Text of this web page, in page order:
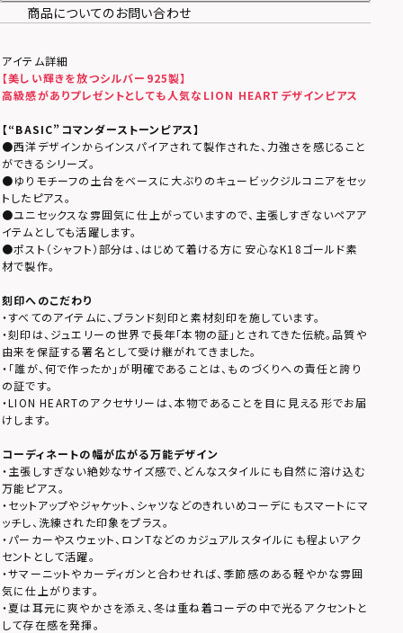
商品についてのお問い合わせ
アイテム詳細
【美しい輝きを放つシルバー925製】
高級感がありプレゼントとしても人気なLION HEARTデザインピアス
【“BASIC” コマンダーストーンピアス】
●西洋デザインからインスパイアされて製作された、力強さを感じること
ができるシリーズ。
●ゆりモチーフの土台をベースに大ぶりのキュービックジルコニアをセッ
トしたピアス。
●ユニセックスな雰囲気に仕上がっていますので、主張しすぎないペアア
イテムとしても活躍します。
●ポスト（シャフト）部分は、はじめて着ける方に安心なK18ゴールド素
材で製作。
刻印へのこだわり
・すべてのアイテムに、ブランド刻印と素材刻印を施しています。
・刻印は、ジュエリーの世界で長年「本物の証」とされてきた伝統。品質や
由来を保証する署名として受け継がれてきました。
・「誰が、何で作ったか」が明確であることは、ものづくりへの責任と誇り
の証です。
・LION HEARTのアクセサリーは、本物であることを目に見える形でお届
けします。
コーディネートの幅が広がる万能デザイン
・主張しすぎない絶妙なサイズ感で、どんなスタイルにも自然に溶け込む
万能ピアス。
・セットアップやジャケット、シャツなどのきれいめコーデにもスマートにマ
ッチし、洗練された印象をプラス。
・パーカーやスウェット、ロンTなどのカジュアルスタイルにも程よいアク
セントとして活躍。
・サマーニットやカーディガンと合わせれば、季節感のある軽やかな雰囲
気に仕上がります。
・夏は耳元に爽やかさを添え、冬は重ね着コーデの中で光るアクセントと
して存在感を発揮。